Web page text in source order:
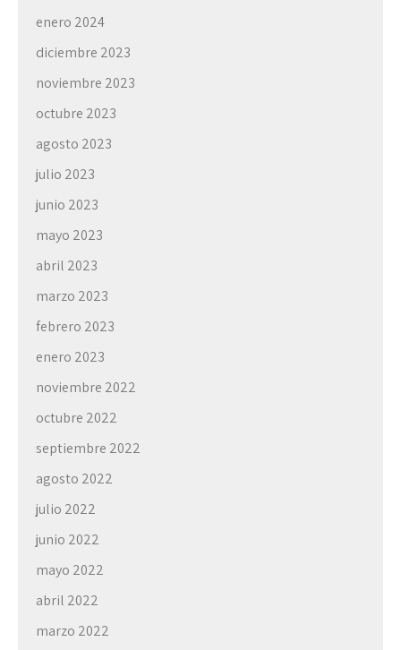
enero 2024
diciembre 2023
noviembre 2023
octubre 2023
agosto 2023
julio 2023
junio 2023
mayo 2023
abril 2023
marzo 2023
febrero 2023
enero 2023
noviembre 2022
octubre 2022
septiembre 2022
agosto 2022
julio 2022
junio 2022
mayo 2022
abril 2022
marzo 2022